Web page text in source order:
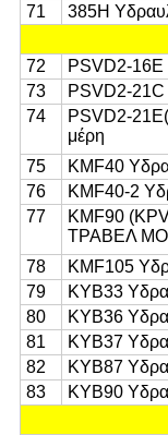
71
385H
72
PSVD2-16E
73
PSVD2-21C
74
PSVD2-
μέρη
75
ΚΜF40
76
ΚΜF40-2
77
ΚΜF90
ΤΡΑΒΕΛ
78
KMF105
79
KYB33
80
KYB36
81
KYB37
82
KYB87
83
KYB90